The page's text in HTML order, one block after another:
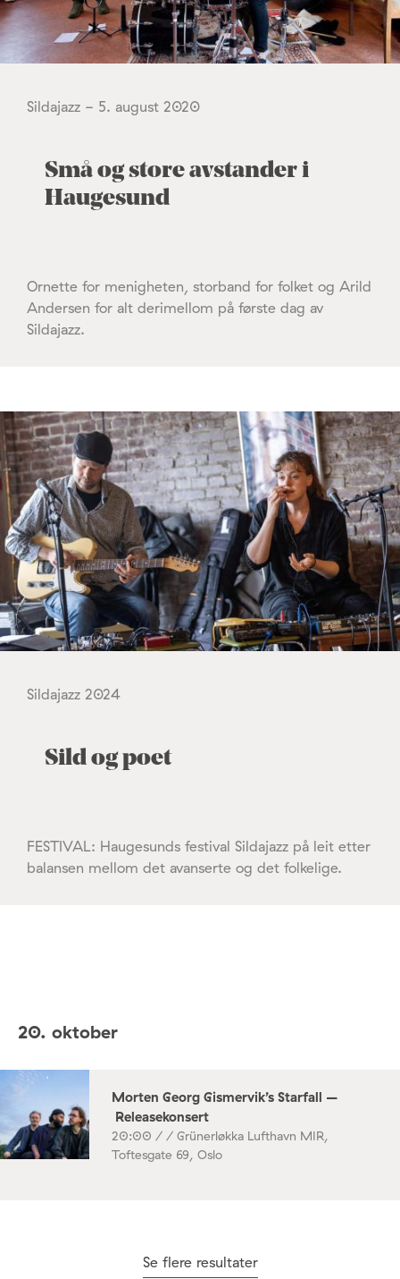
Sildajazz - 5. august 2020
Små og store avstander i
Haugesund
Ornette for menigheten, storband for folket og Arild
Andersen for alt derimellom på første dag av
Sildajazz.
Sildajazz 2024
Sild og poet
FESTIVAL: Haugesunds festival Sildajazz på leit etter
balansen mellom det avanserte og det folkelige.
20. oktober
Morten Georg Gismervik’s Starfall –
Releasekonsert
20:00 / / Grünerløkka Lufthavn MIR,
Toftesgate 69, Oslo
Se flere resultater